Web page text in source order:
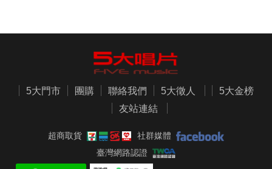
5大門市 團購 聯絡我們 5大徵人
5大金榜
友站連結
超商取貨
社群媒體
臺灣網路認證